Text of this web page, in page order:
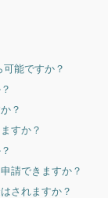
能ですか？
？
すか？
請できますか？
されますか？